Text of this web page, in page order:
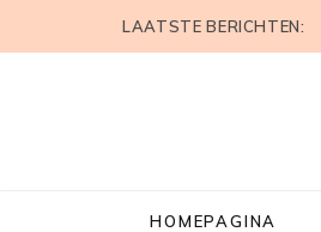
LAATSTE BERICHTEN:
HOMEPAGINA